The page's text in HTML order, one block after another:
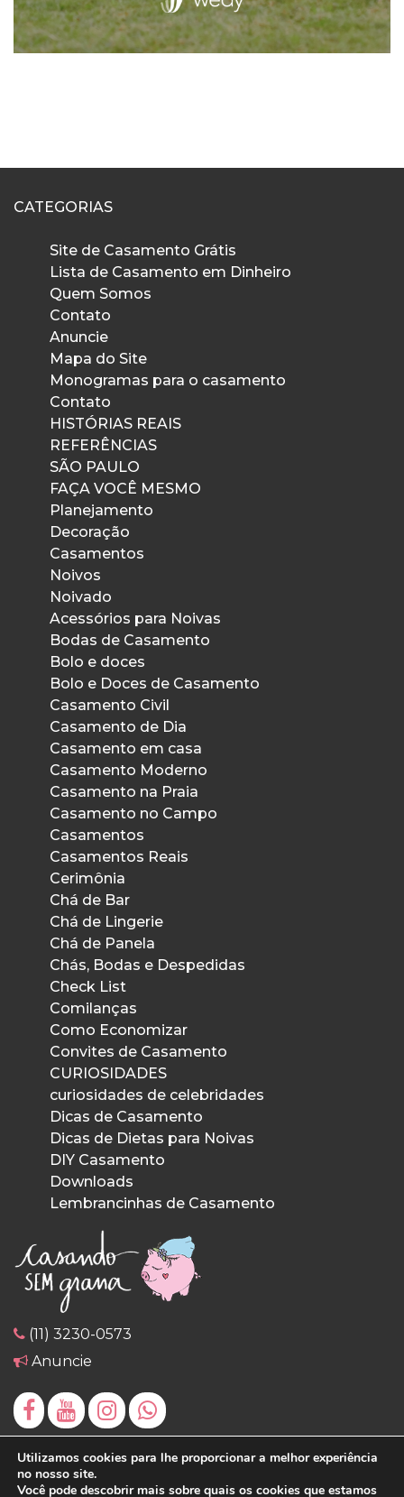
CATEGORIAS
Site de Casamento Grátis
Lista de Casamento em Dinheiro
Quem Somos
Contato
Anuncie
Mapa do Site
Monogramas para o casamento
Contato
HISTÓRIAS REAIS
REFERÊNCIAS
SÃO PAULO
FAÇA VOCÊ MESMO
Planejamento
Decoração
Casamentos
Noivos
Noivado
Acessórios para Noivas
Bodas de Casamento
Bolo e doces
Bolo e Doces de Casamento
Casamento Civil
Casamento de Dia
Casamento em casa
Casamento Moderno
Casamento na Praia
Casamento no Campo
Casamentos
Casamentos Reais
Cerimônia
Chá de Bar
Chá de Lingerie
Chá de Panela
Chás, Bodas e Despedidas
Check List
Comilanças
Como Economizar
Convites de Casamento
CURIOSIDADES
curiosidades de celebridades
Dicas de Casamento
Dicas de Dietas para Noivas
DIY Casamento
Downloads
Lembrancinhas de Casamento
(11) 3230-0573
Anuncie
Utilizamos cookies para lhe proporcionar a melhor experiência
no nosso site.
Você pode descobrir mais sobre quais os cookies que estamos